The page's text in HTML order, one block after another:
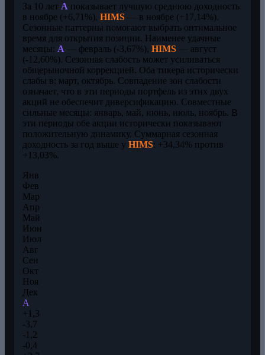
За 10 лет A показывает лучшую среднюю доходность
в ноябре (+6,71%), HIMS — в ноябре (+17,14%).
Сезонные паттерны помогают выбрать оптимальное
время для открытия позиции. Наименее удачные
месяцы: A — февраль (-3,67%), HIMS — август
(-12,60%). Сезонная слабость может усиливаться
общерыночной коррекцией. Оба тикера исторически
слабы в: март, октябрь. Совпадение зон слабости
означает, что в эти периоды портфель из этих двух
акций не обеспечит диверсификацию. Совместные
сильные месяцы: январь, май, июнь, июль, ноябрь. В
эти периоды обе акции исторически показывают
положительную динамику. Суммарная сезонная
доходность за год выше у HIMS: +34,34% против
+13,03%.
Янв
Фев
Мар
Апр
Май
Июн
Июл
Авг
Сен
Окт
Ноя
Дек
A
+1,3
-3,7
-1,2
-0,4